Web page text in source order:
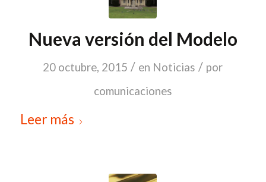
Nueva versión del Modelo
20 octubre, 2015 / en Noticias / por
comunicaciones
Leer más